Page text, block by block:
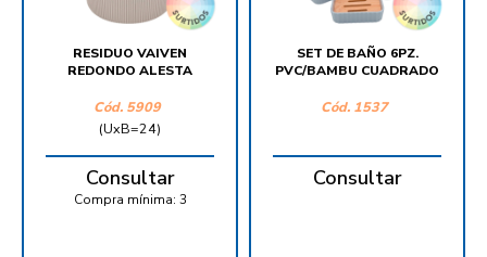
RESIDUO VAIVEN
REDONDO ALESTA
Cód. 5909
(UxB=24)
Consultar
Compra mínima: 3
SET DE BAÑO 6PZ.
PVC/BAMBU CUADRADO
Cód. 1537
Consultar